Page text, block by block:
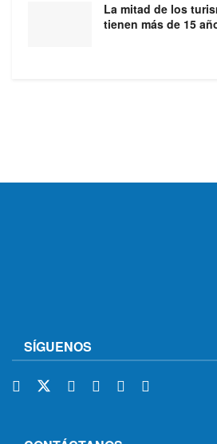
La mitad de los
tienen más de 15
SÍGUENOS